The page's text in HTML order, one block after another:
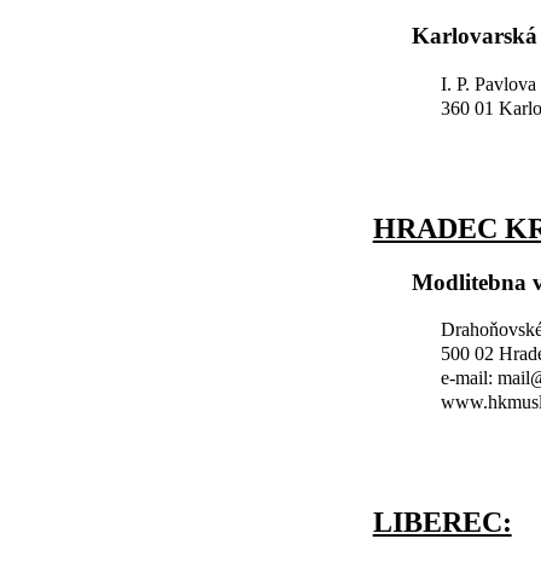
I. P. Pavlova
360 01
HRADEC
Modlitebna
500 02
e-mail:
LIBEREC: